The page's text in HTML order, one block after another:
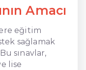
Amacı
eğitim
sağlamak
sınavlar,
lise